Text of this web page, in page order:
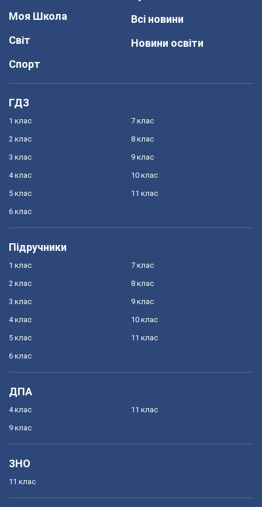
Моя Школа
Світ
Спорт
Всі новини
Новини освіти
ГДЗ
1 клас
2 клас
3 клас
4 клас
5 клас
6 клас
7 клас
8 клас
9 клас
10 клас
11 клас
Підручники
1 клас
2 клас
3 клас
4 клас
5 клас
6 клас
7 клас
8 клас
9 клас
10 клас
11 клас
ДПА
4 клас
9 клас
11 клас
ЗНО
11 клас